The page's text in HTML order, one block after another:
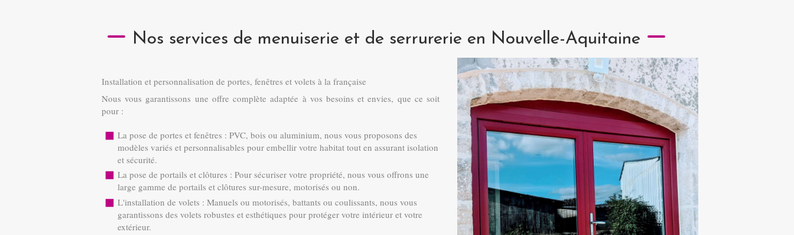
Nos services de menuiserie et de serrurerie en Nouvelle-Aquitaine
Installation et personnalisation de portes, fenêtres et volets à la française
Nous vous garantissons une offre complète adaptée à vos besoins et envies, que ce soit
pour :
La pose de portes et fenêtres : PVC, bois ou aluminium, nous vous proposons des
modèles variés et personnalisables pour embellir votre habitat tout en assurant isolation
et sécurité.
La pose de portails et clôtures : Pour sécuriser votre propriété, nous vous offrons une
large gamme de portails et clôtures sur-mesure, motorisés ou non.
L'installation de volets : Manuels ou motorisés, battants ou coulissants, nous vous
garantissons des volets robustes et esthétiques pour protéger votre intérieur et votre
extérieur.